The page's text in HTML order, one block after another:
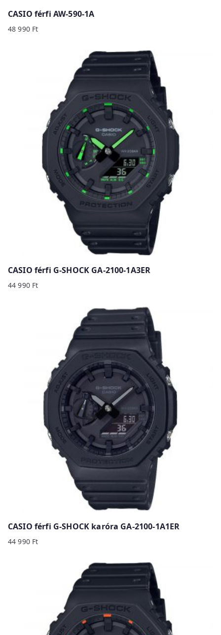
CASIO férfi AW-590-1A
48 990 Ft
CASIO férfi G-SHOCK GA-2100-1A3ER
44 990 Ft
CASIO férfi G-SHOCK karóra GA-2100-1A1ER
44 990 Ft